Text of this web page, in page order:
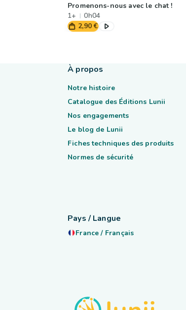
Promenons-nous avec le chat !
1+
0h04
2,90 €
À propos
Notre histoire
Catalogue des Éditions Lunii
Nos engagements
Le blog de Lunii
Fiches techniques des produits
Normes de sécurité
Pays / Langue
France / Français